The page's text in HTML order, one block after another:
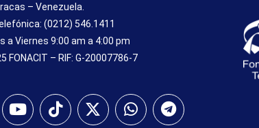
– Venezuela.
(0212) 546.1411
a Viernes 9:00 am a 4:00 pm
FONACIT – RIF: G-20007786-7